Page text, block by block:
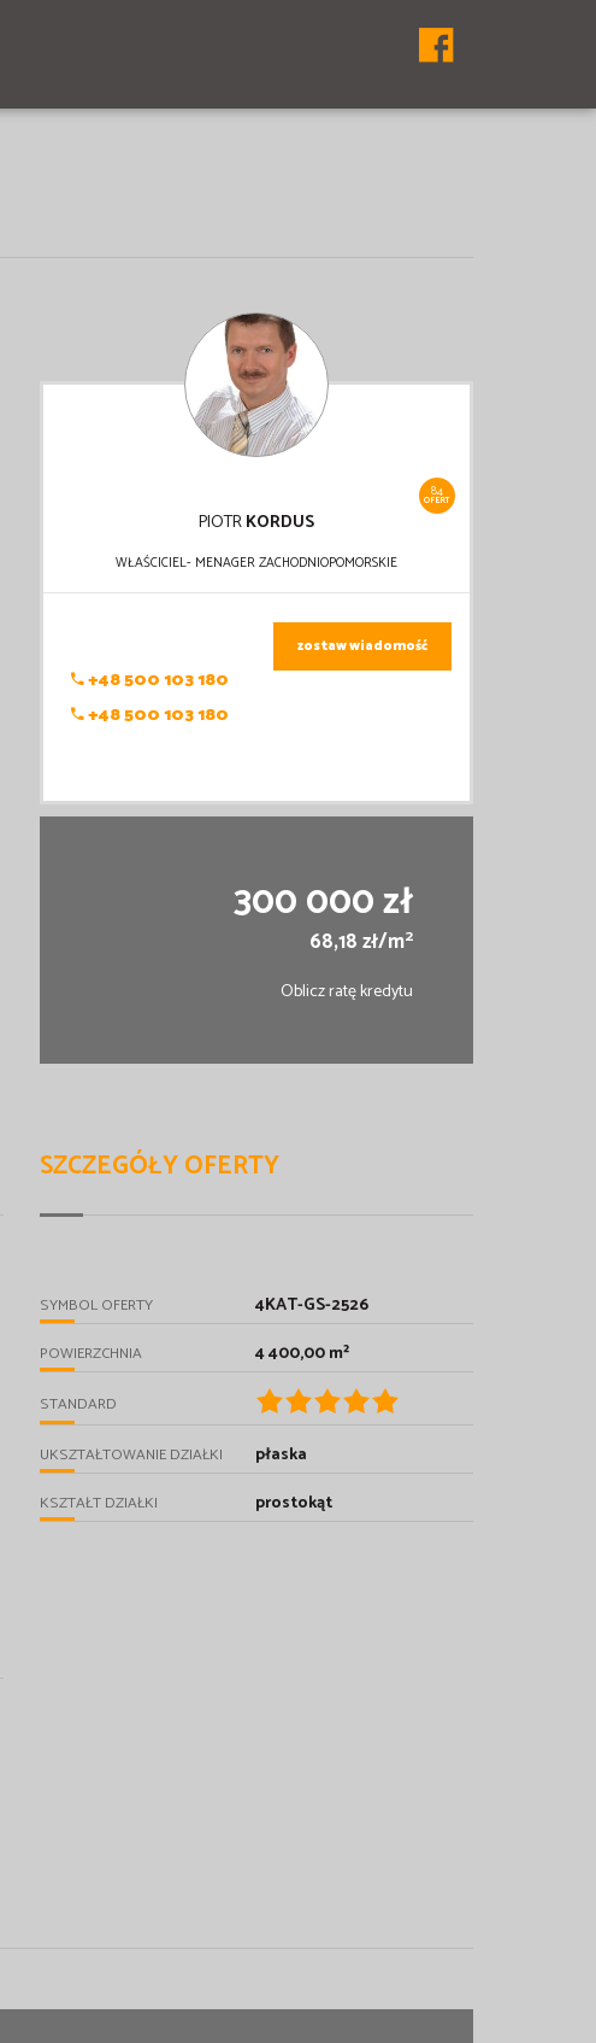
84
OFERT
PIOTRKORDUS
WŁAŚCICIEL- MENAGER ZACHODNIOPOMORSKIE
+48 500 103 180
+48 500 103 180
zostaw wiadomość
300 000 zł
68,18 zł/m2
Oblicz ratę kredytu
SZCZEGÓŁY OFERTY
SYMBOL OFERTY 4KAT-GS-2526
POWIERZCHNIA 4 400,00 m²
STANDARD
UKSZTAŁTOWANIE DZIAŁKI płaska
KSZTAŁT DZIAŁKI prostokąt